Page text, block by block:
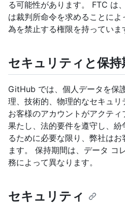
る可能性があります。 FTC は
は裁判所命令を求めることに
為を禁止する権限を持っていま
セキュリティと保持
GitHub では、個人データを保
理、技術的、物理的なセキュリ
お客様のアカウントがアクテ
果たし、法的要件を遵守し、
るために必要な限り、弊社は
ます。 保持期間は、データ コ
務によって異なります。
セキュリティ